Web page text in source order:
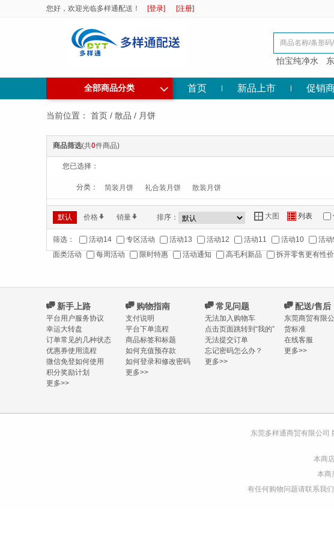
您好，欢迎光临多样通配送！ [登录] [注册]
怡宝纯净水
全部商品分类 ◇ 首页 新品上市 促销
当前位置： 首页 / 散品 / 月饼
商品筛选(共0件商品)
您已选择：
分类： 简装月饼 礼合装月饼 散装月饼
默认 价格 * 销量* 排序： Y 大图 Z 列表
筛选： 活动14 专区活动 活动13 活动12 活动11 活动10 活动
面类活动
每周活动 限时特惠 活动通知 高毛利新品 拆开零售更有性
C新手上路
平台用户服务协议
幸运大转盘
订单常见的几种状态
优惠券使用流程
微信免登如何使用
积分奖励计划
更多>>
C购物指南
支付说明
平台下单流程
商品标签和标题
如何充值预存款
如何登录和修改密码
更多>>
C常见问题
无法加入购物车
点击页面跳转到“我的”
无法提交订单
忘记密码怎么办？
更多>>
C配送/售后
东莞商贸有限
货标准
在线客服
更多>>
东莞多样通商贸有限公司
本商
本商
有任何购物问题请联系我